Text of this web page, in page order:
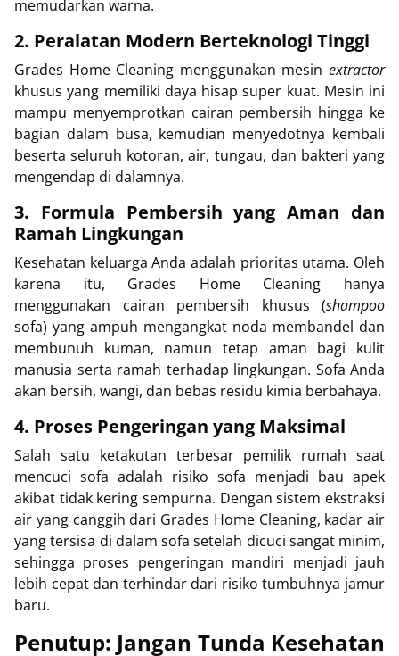
memudarkan warna.
2. Peralatan Modern Berteknologi Tinggi
Grades Home Cleaning menggunakan mesin extractor
khusus yang memiliki daya hisap super kuat. Mesin ini
mampu menyemprotkan cairan pembersih hingga ke
bagian dalam busa, kemudian menyedotnya kembali
beserta seluruh kotoran, air, tungau, dan bakteri yang
mengendap di dalamnya.
3. Formula Pembersih yang Aman dan
Ramah Lingkungan
Kesehatan keluarga Anda adalah prioritas utama. Oleh
karena itu, Grades Home Cleaning hanya
menggunakan cairan pembersih khusus (shampoo
sofa) yang ampuh mengangkat noda membandel dan
membunuh kuman, namun tetap aman bagi kulit
manusia serta ramah terhadap lingkungan. Sofa Anda
akan bersih, wangi, dan bebas residu kimia berbahaya.
4. Proses Pengeringan yang Maksimal
Salah satu ketakutan terbesar pemilik rumah saat
mencuci sofa adalah risiko sofa menjadi bau apek
akibat tidak kering sempurna. Dengan sistem ekstraksi
air yang canggih dari Grades Home Cleaning, kadar air
yang tersisa di dalam sofa setelah dicuci sangat minim,
sehingga proses pengeringan mandiri menjadi jauh
lebih cepat dan terhindar dari risiko tumbuhnya jamur
baru.
Penutup: Jangan Tunda Kesehatan